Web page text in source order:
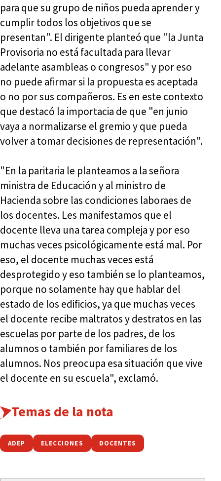
para que su grupo de niños pueda aprender y
cumplir todos los objetivos que se
presentan". El dirigente planteó que "la Junta
Provisoria no está facultada para llevar
adelante asambleas o congresos" y por eso
no puede afirmar si la propuesta es aceptada
o no por sus compañeros. Es en este contexto
que destacó la importacia de que "en junio
vaya a normalizarse el gremio y que pueda
volver a tomar decisiones de representación".
"En la paritaria le planteamos a la señora
ministra de Educación y al ministro de
Hacienda sobre las condiciones laboraes de
los docentes. Les manifestamos que el
docente lleva una tarea compleja y por eso
muchas veces psicológicamente está mal. Por
eso, el docente muchas veces está
desprotegido y eso también se lo planteamos,
porque no solamente hay que hablar del
estado de los edificios, ya que muchas veces
el docente recibe maltratos y destratos en las
escuelas por parte de los padres, de los
alumnos o también por familiares de los
alumnos. Nos preocupa esa situación que vive
el docente en su escuela", exclamó.
Temas de la nota
ADEP ELECCIONES DOCENTES